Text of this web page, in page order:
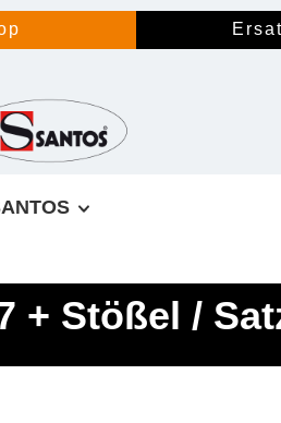
springen
+ Stößel /